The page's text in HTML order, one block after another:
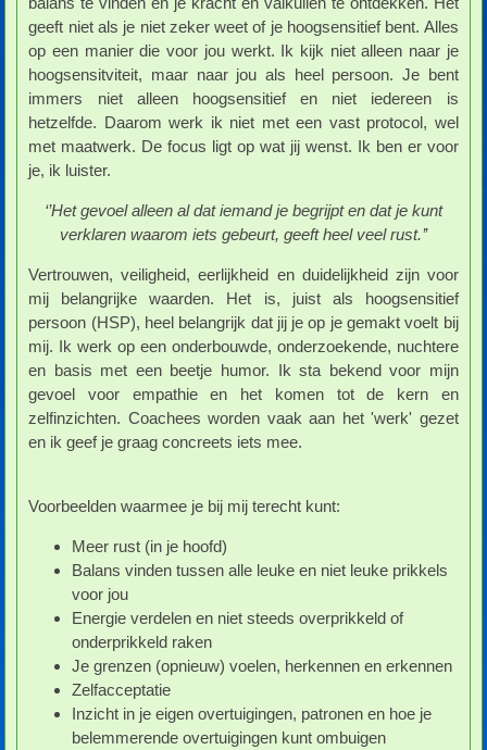
geeft niet als je niet zeker weet of je hoogsensitief bent. Alles
op een manier die voor jou werkt. Ik kijk niet alleen naar je
hoogsensitviteit, maar naar jou als heel persoon. Je bent
immers niet alleen hoogsensitief en niet iedereen is
hetzelfde. Daarom werk ik niet met een vast protocol, wel
met maatwerk. De focus ligt op wat jij wenst. Ik ben er voor
je, ik luister.
‘’Het gevoel alleen al dat iemand je begrijpt en dat je kunt
verklaren waarom iets gebeurt, geeft heel veel rust.’’
Vertrouwen, veiligheid, eerlijkheid en duidelijkheid zijn voor
mij belangrijke waarden. Het is, juist als hoogsensitief
persoon (HSP), heel belangrijk dat jij je op je gemakt voelt bij
mij. Ik werk op een onderbouwde, onderzoekende, nuchtere
en basis met een beetje humor. Ik sta bekend voor mijn
gevoel voor empathie en het komen tot de kern en
zelfinzichten. Coachees worden vaak aan het 'werk' gezet
en ik geef je graag concreets iets mee.
Voorbeelden waarmee je bij mij terecht kunt:
Meer rust (in je hoofd)
Balans vinden tussen alle leuke en niet leuke prikkels
voor jou
Energie verdelen en niet steeds overprikkeld of
onderprikkeld raken
Je grenzen (opnieuw) voelen, herkennen en erkennen
Zelfacceptatie
Inzicht in je eigen overtuigingen, patronen en hoe je
belemmerende overtuigingen kunt ombuigen